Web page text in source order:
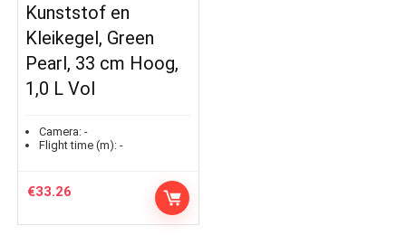
Kunststof en
Kleikegel, Green
Pearl, 33 cm Hoog,
1,0 L Vol
Camera: -
Flight time (m): -
€33.26